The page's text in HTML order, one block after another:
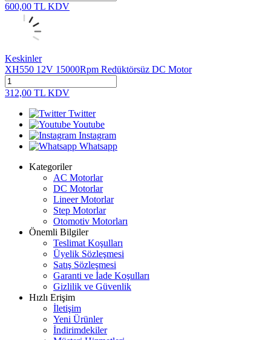
600,00 TL KDV
Keskinler
XH550 12V 15000Rpm Redüktörsüz DC Motor
312,00 TL KDV
Twitter
Youtube
Instagram
Whatsapp
Kategoriler
AC Motorlar
DC Motorlar
Lineer Motorlar
Step Motorlar
Otomotiv Motorları
Önemli Bilgiler
Teslimat Koşulları
Üyelik Sözleşmesi
Satış Sözleşmesi
Garanti ve İade Koşulları
Gizlilik ve Güvenlik
Hızlı Erişim
İletişim
Yeni Ürünler
İndirimdekiler